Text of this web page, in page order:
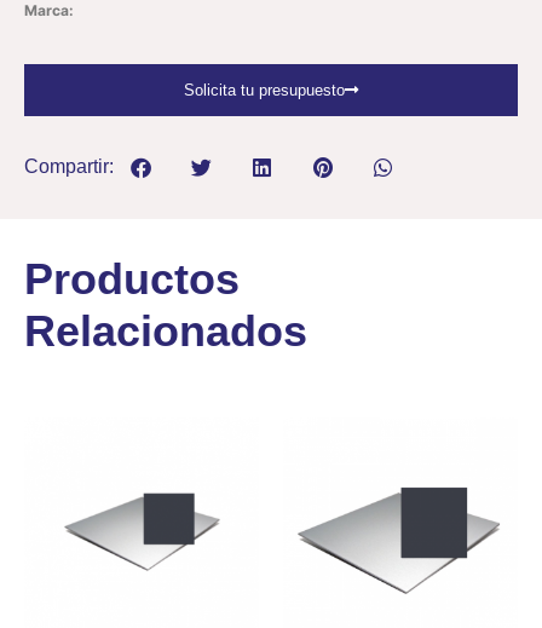
Marca:
Solicita tu presupuesto
Compartir:
Productos
Relacionados